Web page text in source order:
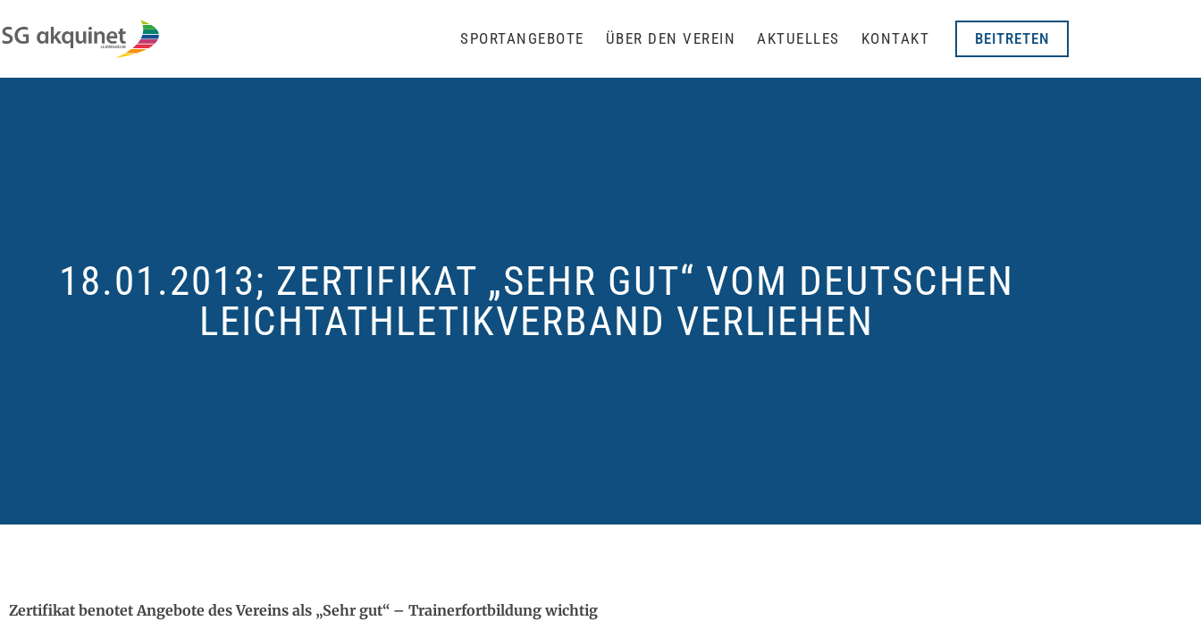
SPORTANGEBOTE ÜBER DEN VEREIN AKTUELLES KONTAKT BEITRETEN
18.01.2013; ZERTIFIKAT „SEHR GUT“ VOM DEUTSCHEN
LEICHTATHLETIKVERBAND VERLIEHEN
Zertifikat benotet Angebote des Vereins als „Sehr gut“ – Trainerfortbildung wichtig